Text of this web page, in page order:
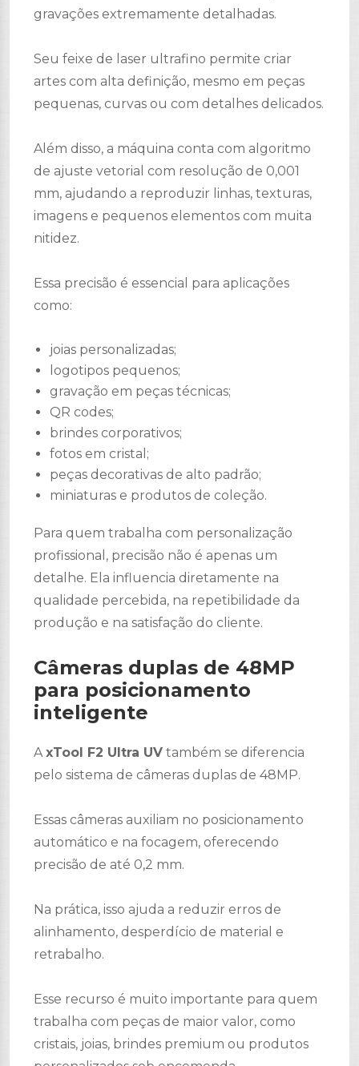
gravações extremamente detalhadas.
Seu feixe de laser ultrafino permite criar
artes com alta definição, mesmo em peças
pequenas, curvas ou com detalhes delicados.
Além disso, a máquina conta com algoritmo
de ajuste vetorial com resolução de 0,001
mm, ajudando a reproduzir linhas, texturas,
imagens e pequenos elementos com muita
nitidez.
Essa precisão é essencial para aplicações
como:
joias personalizadas;
logotipos pequenos;
gravação em peças técnicas;
QR codes;
brindes corporativos;
fotos em cristal;
peças decorativas de alto padrão;
miniaturas e produtos de coleção.
Para quem trabalha com personalização
profissional, precisão não é apenas um
detalhe. Ela influencia diretamente na
qualidade percebida, na repetibilidade da
produção e na satisfação do cliente.
Câmeras duplas de 48MP
para posicionamento
inteligente
AxTool F2 Ultra UV também se diferencia
pelo sistema de câmeras duplas de 48MP.
Essas câmeras auxiliam no posicionamento
automático e na focagem, oferecendo
precisão de até 0,2 mm.
Na prática, isso ajuda a reduzir erros de
alinhamento, desperdício de material e
retrabalho.
Esse recurso é muito importante para quem
trabalha com peças de maior valor, como
cristais, joias, brindes premium ou produtos